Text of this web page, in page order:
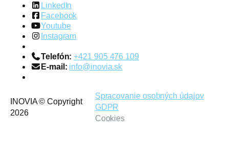
LinkedIn
Facebook
Youtube
Instagram
Telefón: +421 905 476 109
E-mail: info@inovia.sk
INOVIA © Copyright
2026
Spracovanie osobných údajov
GDPR
Cookies